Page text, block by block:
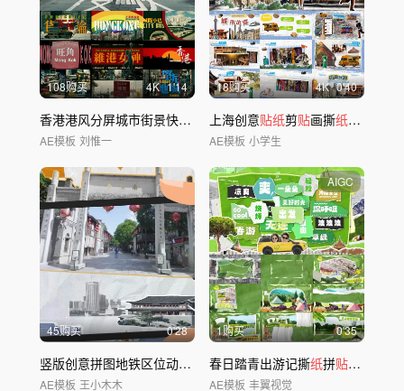
108购买 4K 1'14
香港港风分屏城市街景快闪AE模板
AE模板 刘惟一
18购买 4K 0'40
上海创意贴纸剪贴画撕纸动画
AE模板 小学生
45购买 0'28
竖版创意拼图地铁区位动图地产视频
AE模板 王小木木
AIGC
1购买 0'35
春日踏青出游记撕纸拼贴风格
AE模板 丰翼视觉